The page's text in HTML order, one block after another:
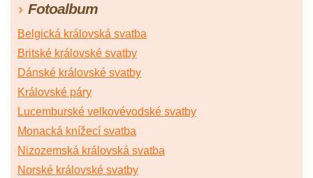
Fotoalbum
Belgická královská svatba
Britské královské svatby
Dánské královské svatby
Královské páry
Lucemburské velkovévodské svatby
Monacká knížecí svatba
Nizozemská královská svatba
Norské královské svatby